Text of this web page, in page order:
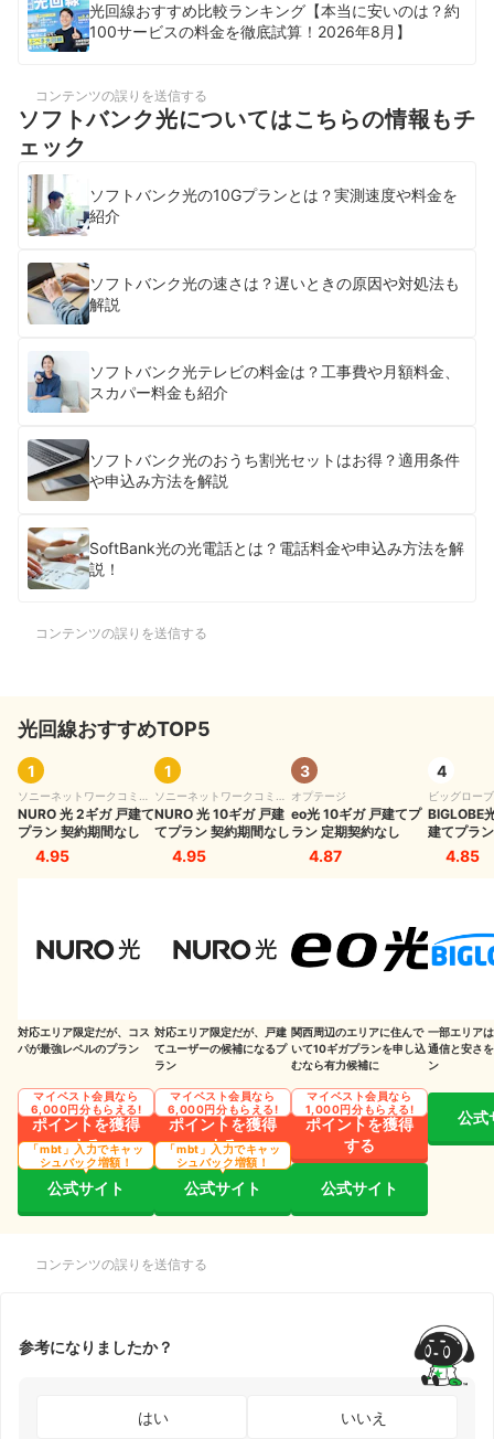
光回線おすすめ比較ランキング【本当に安いのは？約
100サービスの料金を徹底試算！2026年8月】
コンテンツの誤りを送信する
ソフトバンク光についてはこちらの情報もチ
ェック
ソフトバンク光の10Gプランとは？実測速度や料金を
紹介
ソフトバンク光の速さは？遅いときの原因や対処法も
解説
ソフトバンク光テレビの料金は？工事費や月額料金、
スカパー料金も紹介
ソフトバンク光のおうち割光セットはお得？適用条件
や申込み方法を解説
SoftBank光の光電話とは？電話料金や申込み方法を解
説！
コンテンツの誤りを送信する
光回線おすすめTOP5
1
ソニーネットワークコミュ
ニケーションズ
NURO 光 2ギガ 戸建て
プラン 契約期間なし
4.95
対応エリア限定だが、コス
パが最強レベルのプラン
ポイントを獲得
する
マイベスト会員なら
6,000円分もらえる!
公式サイト
「mbt」入力でキャッ
シュバック増額！
1
ソニーネットワークコミュ
ニケーションズ
NURO 光 10ギガ 戸建
てプラン 契約期間なし
4.95
対応エリア限定だが、戸建
てユーザーの候補になるプ
ラン
ポイントを獲得
する
マイベスト会員なら
6,000円分もらえる!
公式サイト
「mbt」入力でキャッ
シュバック増額！
3
オプテージ
eo光 10ギガ 戸建てプ
ラン 定期契約なし
4.87
関西周辺のエリアに住んで
いて10ギガプランを申し込
むなら有力候補に
ポイントを獲得
する
マイベスト会員なら
1,000円分もらえる!
公式サイト
4
ビッグローブ
BIGLOBE
建てプラ
4.85
一部エリア
通信と安さ
ン
公式
コンテンツの誤りを送信する
参考になりましたか？
はい いいえ